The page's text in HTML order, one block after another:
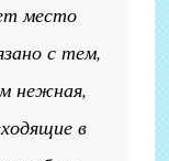
место
с тем,
нежная,
в